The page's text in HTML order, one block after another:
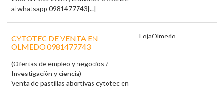
al whatsapp 0981477743[...]
CYTOTEC DE VENTA EN
OLMEDO 0981477743
(Ofertas de empleo y negocios /
Investigación y ciencia)
Venta de pastillas abortivas cytotec en
LojaOlmedo